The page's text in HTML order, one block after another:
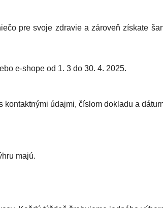
pre svoje zdravie a zároveň získate
e-shope od 1. 3 do 30. 4. 2025.
údajmi, číslom dokladu a
majú.